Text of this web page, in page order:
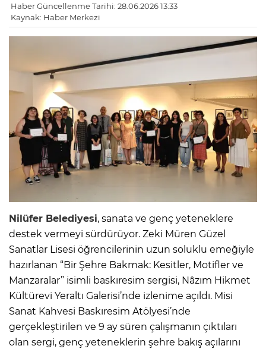
Haber Güncellenme Tarihi: 28.06.2026 13:33
Kaynak: Haber Merkezi
Nilüfer Belediyesi, sanata ve genç yeteneklere
destek vermeyi sürdürüyor. Zeki Müren Güzel
Sanatlar Lisesi öğrencilerinin uzun soluklu emeğiyle
hazırlanan “Bir Şehre Bakmak: Kesitler, Motifler ve
Manzaralar” isimli baskıresim sergisi, Nâzım Hikmet
Kültürevi Yeraltı Galerisi’nde izlenime açıldı. Misi
Sanat Kahvesi Baskıresim Atölyesi’nde
gerçekleştirilen ve 9 ay süren çalışmanın çıktıları
olan sergi, genç yeteneklerin şehre bakış açılarını